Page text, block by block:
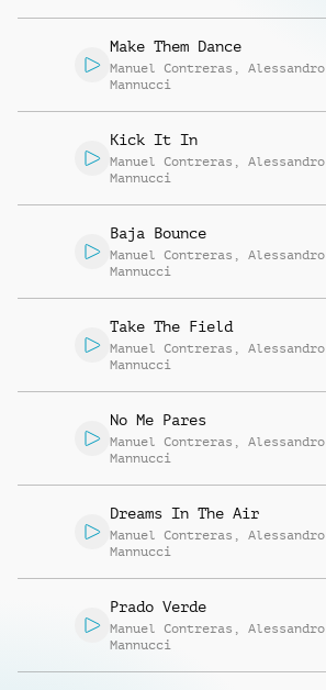
Make Them Dance
Manuel Contreras , Alessandro
Mannucci
Kick It In
Manuel Contreras , Alessandro
Mannucci
Baja Bounce
Manuel Contreras , Alessandro
Mannucci
Take The Field
Manuel Contreras , Alessandro
Mannucci
No Me Pares
Manuel Contreras , Alessandro
Mannucci
Dreams In The Air
Manuel Contreras , Alessandro
Mannucci
Prado Verde
Manuel Contreras , Alessandro
Mannucci